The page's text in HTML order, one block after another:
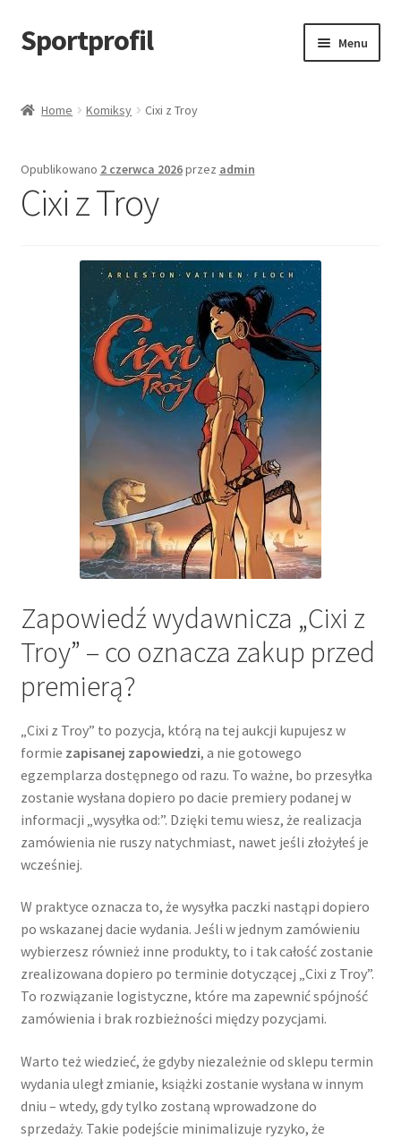
Przejdź
do
Przejdź
do
Sportprofil Menu
Koszyk
Home Komiksy Cixi z Troy
Opublikowano 2 czerwca 2026przez admin
Cixi z Troy
Zapowiedź wydawnicza „Cixi z
Troy” – co oznacza zakup przed
premierą?
„Cixi z Troy” to pozycja, którą na tej aukcji kupujesz w
formie zapisanej zapowiedzi, a nie gotowego
egzemplarza dostępnego od razu. To ważne, bo przesyłka
zostanie wysłana dopiero po dacie premiery podanej w
informacji „wysyłka od:”. Dzięki temu wiesz, że realizacja
zamówienia nie ruszy natychmiast, nawet jeśli złożyłeś je
wcześniej.
W praktyce oznacza to, że wysyłka paczki nastąpi dopiero
po wskazanej dacie wydania. Jeśli w jednym zamówieniu
wybierzesz również inne produkty, to i tak całość zostanie
zrealizowana dopiero po terminie dotyczącej „Cixi z Troy”.
To rozwiązanie logistyczne, które ma zapewnić spójność
zamówienia i brak rozbieżności między pozycjami.
Warto też wiedzieć, że gdyby niezależnie od sklepu termin
wydania uległ zmianie, książki zostanie wysłana w innym
dniu – wtedy, gdy tylko zostaną wprowadzone do
sprzedaży. Takie podejście minimalizuje ryzyko, że